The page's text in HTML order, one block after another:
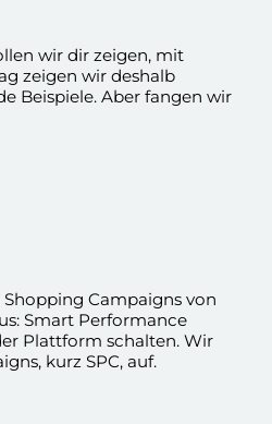
wir dir zeigen, mit
zeigen wir deshalb
Beispiele. Aber fangen wir
Campaigns von
Smart Performance
Plattform schalten. Wir
kurz SPC, auf.